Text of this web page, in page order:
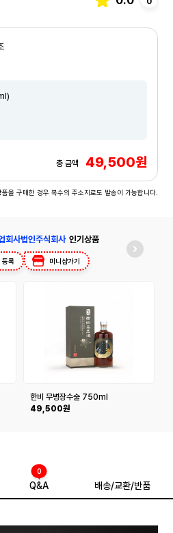
총 금액 49,500원
을 구매한 경우 복수의 주소지로도 발송이 가능합니다.
회사법인주식회사 인기상품
등록 미니샵가기
한비 무병장수술 750ml
49,500원
Q&A
0
배송/교환/반품